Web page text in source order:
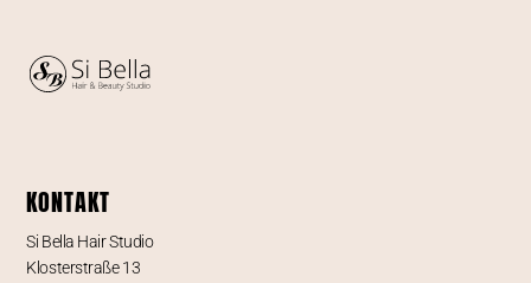
KONTAKT
Si Bella Hair Studio
Klosterstraße 13